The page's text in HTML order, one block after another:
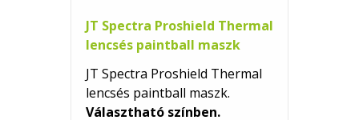
JT Spectra Proshield Thermal
lencsés paintball maszk
JT Spectra Proshield Thermal
lencsés paintball maszk.
Választható színben.